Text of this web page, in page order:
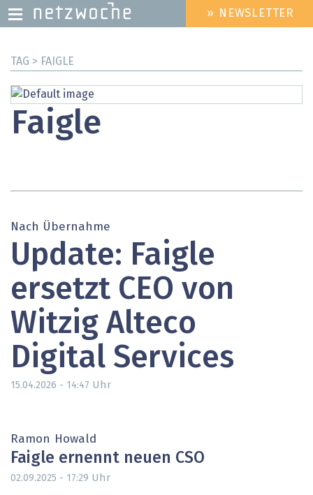
zum
HEADER
MENU
» NEWSLETTER
TAG > FAIGLE
Faigle
Nach Übernahme
Update: Faigle
ersetzt CEO von
Witzig Alteco
Digital Services
15.04.2026 - 14:47 Uhr
Ramon Howald
Faigle ernennt neuen CSO
02.09.2025 - 17:29 Uhr